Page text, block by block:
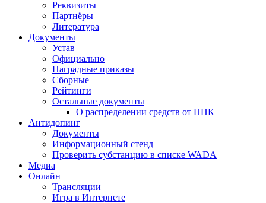
Реквизиты
Партнёры
Литература
Документы
Устав
Официально
Наградные приказы
Сборные
Рейтинги
Остальные документы
О распределении средств от ППК
Антидопинг
Документы
Информационный стенд
Проверить субстанцию в списке WADA
Медиа
Онлайн
Трансляции
Игра в Интернете